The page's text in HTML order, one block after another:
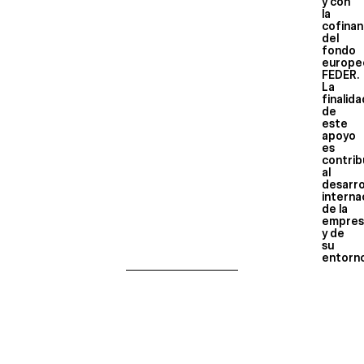
la
del
fondo
FEDER.
La
de
este
apoyo
es
al
de la
y de
su